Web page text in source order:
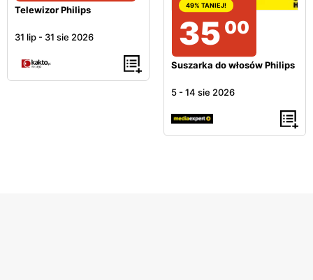
Telewizor Philips
31 lip - 31 sie 2026
49% TANIEJ!
35 00
Suszarka do włosów Philips
5 -14 sie 2026